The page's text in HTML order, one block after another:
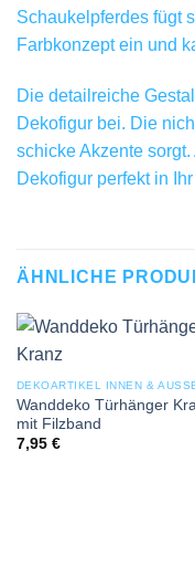
Schaukelpferdes fügt
Farbkonzept ein und
Die detailreiche
Dekofigur bei. Die
schicke Akzente
Dekofigur perfekt in
ÄHNLICHE
DEKOARTIKEL INNEN &
Wanddeko Türhänger
mit Filzband
7,95 €